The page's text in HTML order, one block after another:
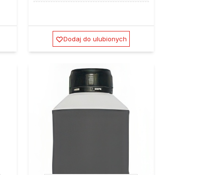
Dodaj do ulubionych